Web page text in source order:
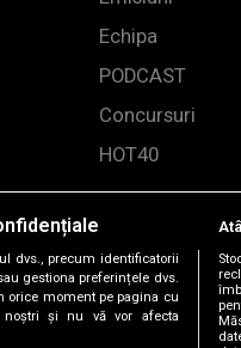
Echipa
PODCAST
Concursuri
HOT40
dvs., precum identificatorii
gestiona preferințele dvs.
orice moment pe pagina cu
noștri și nu vă vor afecta